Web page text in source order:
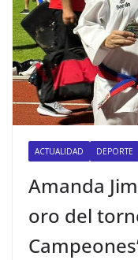
ACTUALIDAD DEPORTE
Amanda
oro del